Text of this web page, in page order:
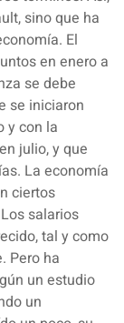
sino que ha
El
en enero a
se debe
se iniciaron
y con la
julio, y que
La economía
ciertos
salarios
tal y como
Pero ha
un estudio
un